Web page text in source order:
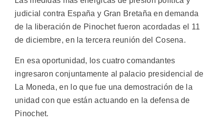
judicial contra España y Gran Bretaña en demanda
de la liberación de Pinochet fueron acordadas el 11
de diciembre, en la tercera reunión del Cosena.
En esa oportunidad, los cuatro comandantes
ingresaron conjuntamente al palacio presidencial de
La Moneda, en lo que fue una demostración de la
unidad con que están actuando en la defensa de
Pinochet.